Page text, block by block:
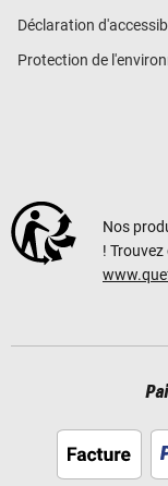
Déclaration
Protection de
Nos
!